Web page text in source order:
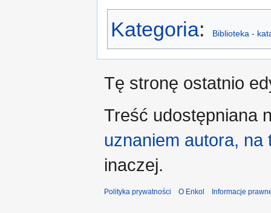
Kategoria: Biblioteka -
Tę stronę ostatnio
Treść udostępniana
uznaniem autora,
inaczej.
Polityka prywatności O Enkol Informacje